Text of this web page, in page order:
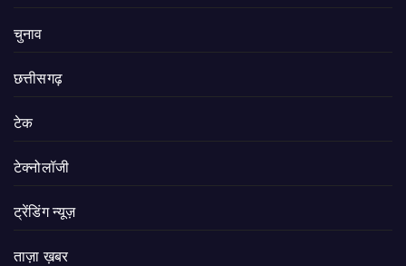
चुनाव
छत्तीसगढ़
टेक
टेक्नोलॉजी
ट्रेंडिंग न्यूज़
ताज़ा ख़बर